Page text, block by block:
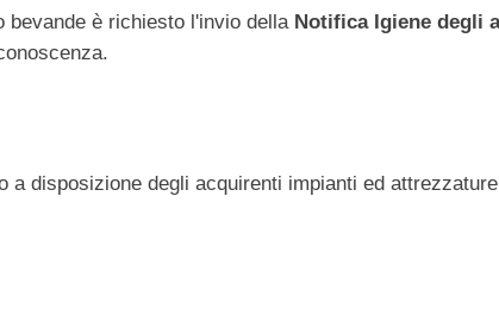
bevande è richiesto l'invio dellaNotifica Igiene degli
disposizione degli acquirenti impianti ed